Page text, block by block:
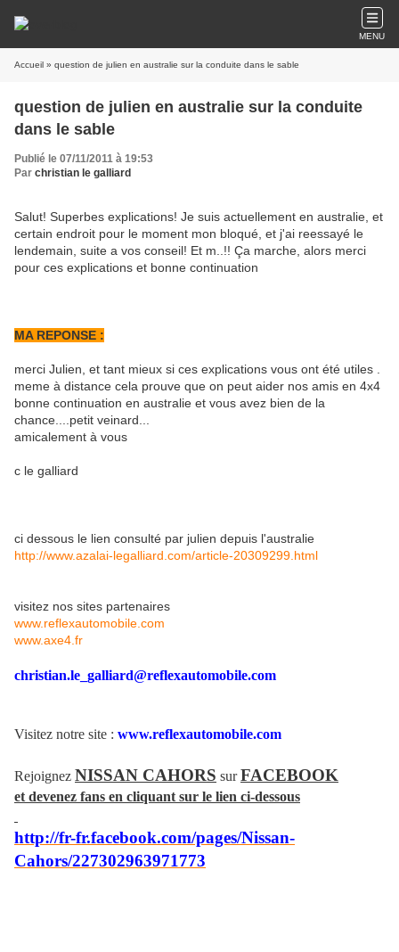
MENU
Accueil » question de julien en australie sur la conduite dans le sable
question de julien en australie sur la conduite
dans le sable
Publié le 07/11/2011 à 19:53
Par christian le galliard
Salut! Superbes explications! Je suis actuellement en australie, et
certain endroit pour le moment mon bloqué, et j'ai reessayé le
lendemain, suite a vos conseil! Et m..!! Ça marche, alors merci
pour ces explications et bonne continuation
MA REPONSE :
merci Julien, et tant mieux si ces explications vous ont été utiles .
meme à distance cela prouve que on peut aider nos amis en 4x4
bonne continuation en australie et vous avez bien de la
chance....petit veinard...
amicalement à vous
c le galliard
ci dessous le lien consulté par julien depuis l'australie
http://www.azalai-legalliard.com/article-20309299.html
visitez nos sites partenaires
www.reflexautomobile.com
www.axe4.fr
christian.le_galliard@reflexautomobile.com
Visitez notre site : www.reflexautomobile.com
Rejoignez NISSAN CAHORS sur FACEBOOK
et devenez fans en cliquant sur le lien ci-dessous
http://fr-fr.facebook.com/pages/Nissan-
Cahors/227302963971773